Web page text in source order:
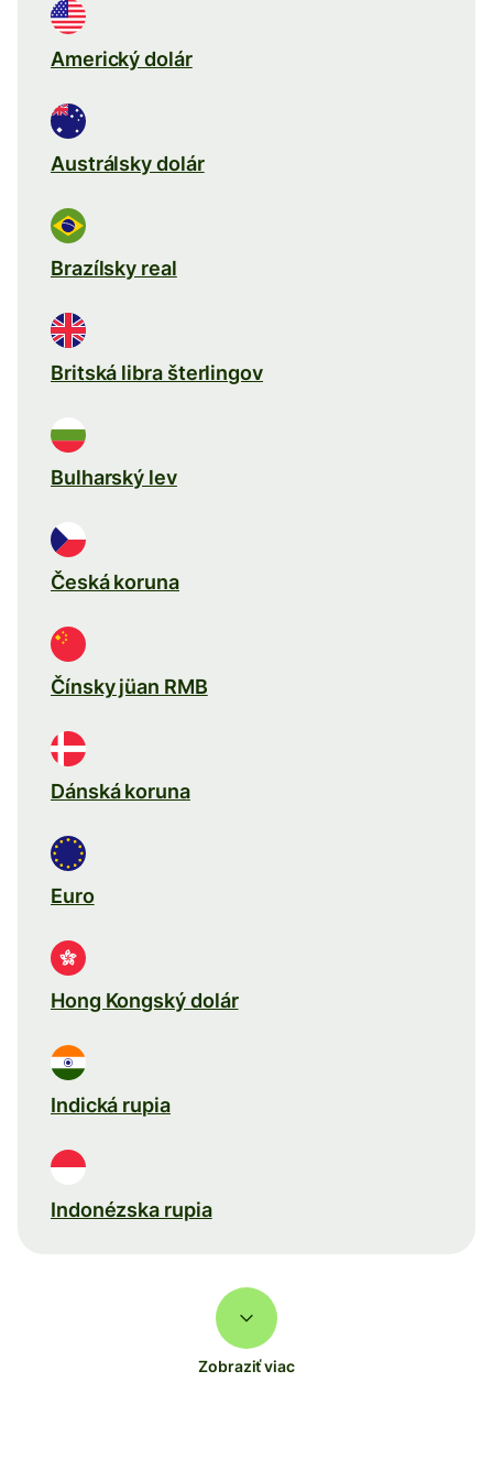
Americký dolár
Austrálsky dolár
Brazílsky real
Britská libra šterlingov
Bulharský lev
Česká koruna
Čínsky jüan RMB
Dánská koruna
Euro
Hong Kongský dolár
Indická rupia
Indonézska rupia
Zobraziť viac